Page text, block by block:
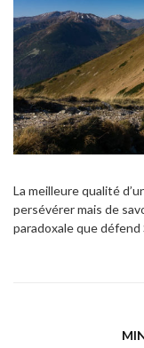
La meilleure qualité
persévérer mais de
paradoxale que défend